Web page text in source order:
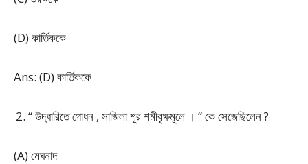
(D) কার্তিককে
Ans: (D) কার্তিককে
“ উদ্ধারিতে গোধন , সাজিলা শূর শমীবৃক্ষমূলে । ” কে সেজেছিলেন ?
(A) মেঘনাদ